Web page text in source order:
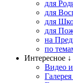
для
для
для
для
на
по
Интересное ↓
Видео